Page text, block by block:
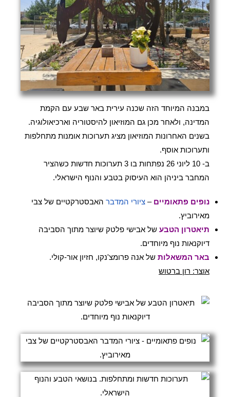
במבנה המיוחד הזה שכנה עירית באר שבע עם הקמת
המדינה, ולאחר מכן גם המוזיאון להיסטוריה וארכיאולוגיה.
בשנים האחרונות המוזיאון מציג תערוכות אומנות מתחלפות
ותערוכות אוסף.
ב- 10 ליוני 26 נפתחות בו 3 תערוכות חדשות כשהציר
המחבר ביניהן הוא העיסוק בטבע והנוף הישראלי.
נופים פתאומיים – ציורי המדבר האבסטרקטיים של צבי
מאירוביץ.
תיאטרון הטבע של אבישי פלטק שיוצר מתוך הסביבה
דיוקנאות נוף מיוחדים.
באר המשאלות של אנה פרומצ'נקו, חזיון אור-קולי.
אוצר: רון ברטוש